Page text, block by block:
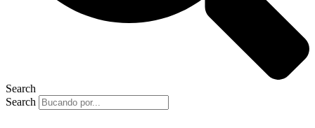
Search
Search